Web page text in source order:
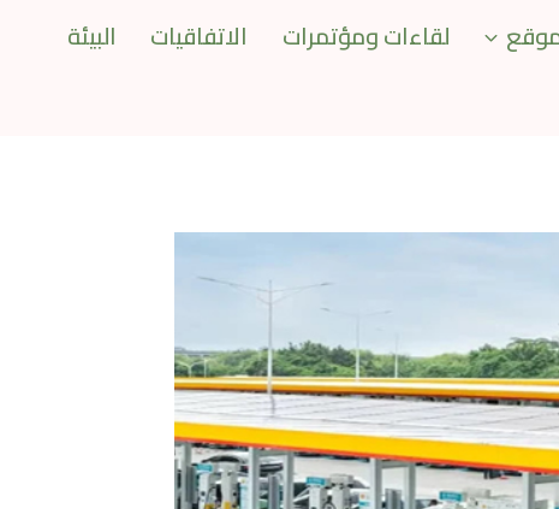
لقاءات ومؤتمرات الاتفاقيات
البيئة